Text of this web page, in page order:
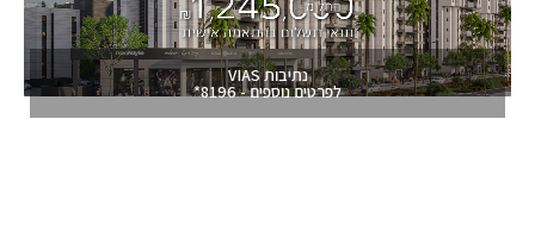
נתיבות VIAS
לפרטים נוספים - 8196*